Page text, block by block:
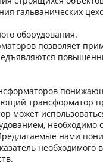
гальванических
оборудования.
позволяет
трансформатор
может
необходимо
нами
необходимого